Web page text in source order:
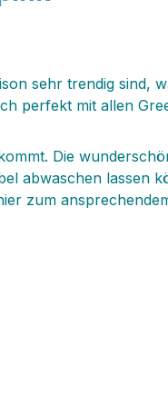
sehr trendig sind,
perfekt mit allen
Die
abwaschen lassen
zum